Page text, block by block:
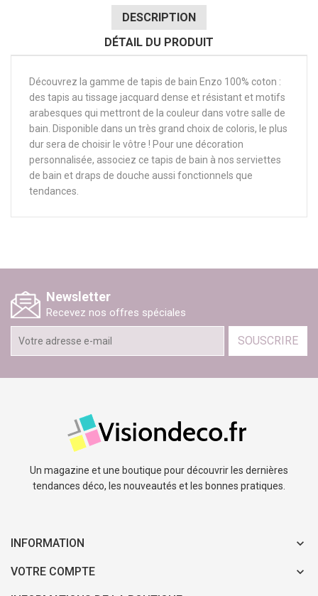
DESCRIPTION
DÉTAIL DU PRODUIT
Découvrez la gamme de tapis de bain Enzo 100% coton :
des tapis au tissage jacquard dense et résistant et motifs
arabesques qui mettront de la couleur dans votre salle de
bain. Disponible dans un très grand choix de coloris, le plus
dur sera de choisir le vôtre ! Pour une décoration
personnalisée, associez ce tapis de bain à nos serviettes
de bain et draps de douche aussi fonctionnels que
tendances.
Newsletter
Recevez nos offres spéciales
SOUSCRIRE
Un magazine et une boutique pour découvrir les dernières
tendances déco, les nouveautés et les bonnes pratiques.
INFORMATION
VOTRE COMPTE